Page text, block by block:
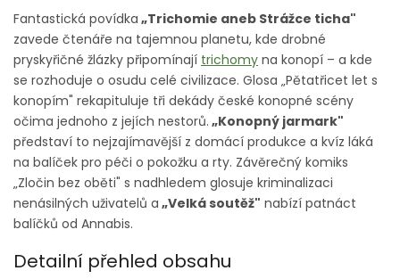
Fantastická povídka „Trichomie aneb Strážce ticha"
zavede čtenáře na tajemnou planetu, kde drobné
pryskyřičné žlázky připomínají trichomy na konopí – a kde
se rozhoduje o osudu celé civilizace. Glosa „Pětatřicet let s
konopím" rekapituluje tři dekády české konopné scény
očima jednoho z jejích nestorů. „Konopný jarmark"
představí to nejzajímavější z domácí produkce a kvíz láká
na balíček pro péči o pokožku a rty. Závěrečný komiks
„Zločin bez oběti" s nadhledem glosuje kriminalizaci
nenásilných uživatelů a „Velká soutěž" nabízí patnáct
balíčků od Annabis.
Detailní přehled obsahu